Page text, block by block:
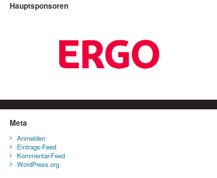
Hauptsponsoren
Meta
Anmelden
Eintrags-Feed
Kommentar-Feed
WordPress.org